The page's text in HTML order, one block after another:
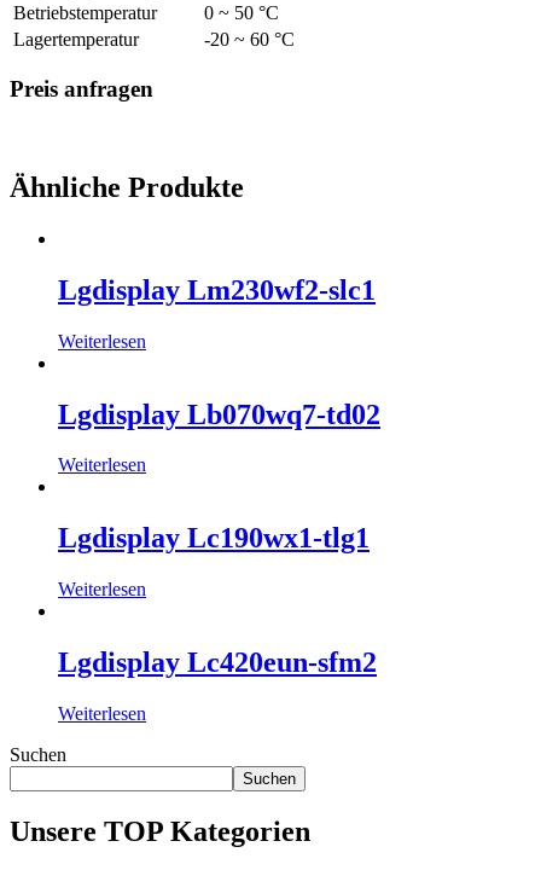
Betriebstemperatur
0 ~ 50 °C
Lagertemperatur
-20 ~ 60 °C
Preis anfragen
Ähnliche Produkte
Lgdisplay Lm230wf2-slc1
Weiterlesen
Lgdisplay Lb070wq7-td02
Weiterlesen
Lgdisplay Lc190wx1-tlg1
Weiterlesen
Lgdisplay Lc420eun-sfm2
Weiterlesen
Suchen
Suchen
Unsere TOP Kategorien